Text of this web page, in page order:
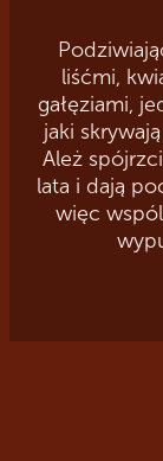
liśćmi,
gałęziami,
jaki
Ależ
lata i dają
więc